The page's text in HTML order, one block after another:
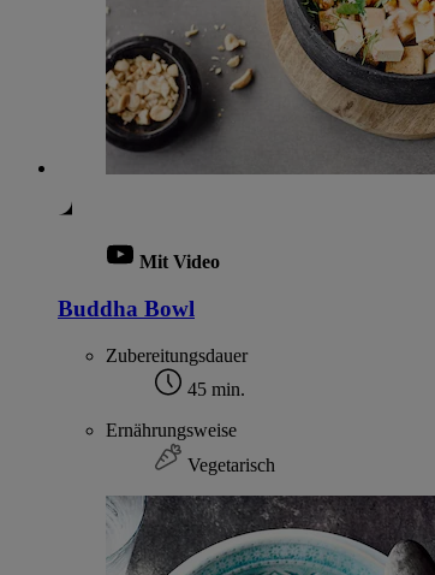
Mit Video
Buddha Bowl
Zubereitungsdauer
45 min.
Ernährungsweise
Vegetarisch